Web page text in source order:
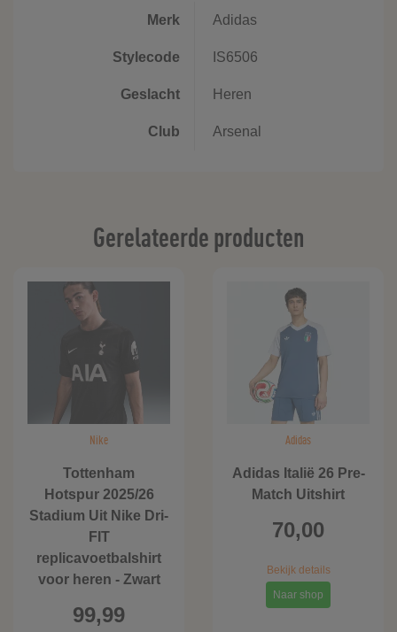
Merk Adidas
Stylecode IS6506
Geslacht Heren
Club Arsenal
Gerelateerde producten
Nike
Tottenham
Hotspur 2025/26
Stadium Uit Nike Dri-
FIT
replicavoetbalshirt
voor heren - Zwart
99,99
Adidas
Adidas Italië 26 Pre-
Match Uitshirt
70,00
Bekijk details
Naar shop